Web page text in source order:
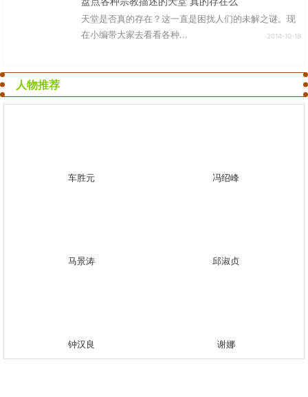
天堂是否真的存在？这一直是困扰人们的未解之谜。现
在小编带大家去看看各种...
2014-10-19
人物推荐
车胜元 冯绍峰
马景涛 邱淑贞
钟汉良 谢娜